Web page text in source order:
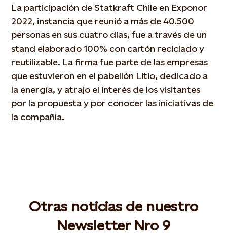
La participación de Statkraft Chile en Exponor
2022, instancia que reunió a más de 40.500
personas en sus cuatro días, fue a través de un
stand elaborado 100% con cartón reciclado y
reutilizable. La firma fue parte de las empresas
que estuvieron en el pabellón Litio, dedicado a
la energía, y atrajo el interés de los visitantes
por la propuesta y por conocer las iniciativas de
la compañía.
Otras noticias de nuestro
Newsletter Nro 9